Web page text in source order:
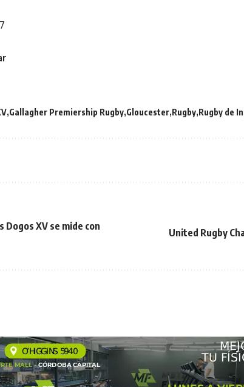
Gallagher Premiership Rugby Gloucester Rugby Rugby de
XV se mide con
United Rugby